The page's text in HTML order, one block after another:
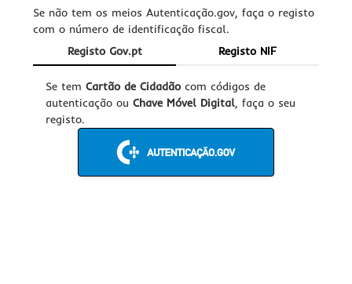
Se não tem os meios Autenticação.gov, faça o registo
com o número de identificação fiscal.
Registo Gov.pt
Registo NIF
Se tem Cartão de Cidadão com códigos de
autenticação ou Chave Móvel Digital, faça o seu
registo.